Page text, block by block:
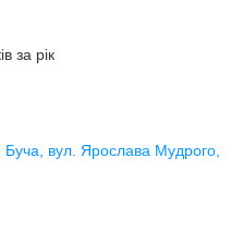
за рік
Буча, вул. Ярослава Мудрого,